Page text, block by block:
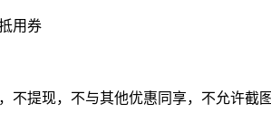
用券
不提现，不与其他优惠同享，不允许截